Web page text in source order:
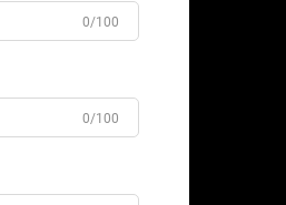
0/100
0/100